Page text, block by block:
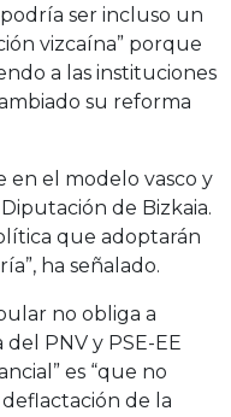
ser incluso un
vizcaína” porque
a las instituciones
su reforma
en el modelo vasco y
de Bizkaia.
que adoptarán
ha señalado.
no obliga a
PNV y PSE-EE
es “que no
de la